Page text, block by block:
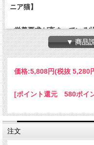
ニア猫】
- 栄養要求が高まっている
●高エネルギー密度、
●高消化性の原材料を
疫をサポートします
●チューブやシリンジ
疾病回復期、手術後な
の猫に給与することを
▼ 商品
価格:5,808円(税抜 5,280
[ポイント還元 580ポイ
注文